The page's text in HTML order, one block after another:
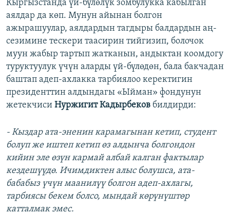
Кыргызстанда үй-бүлөлүк зомбулукка кабылган
аялдар да көп. Мунун айынан болгон
ажырашуулар, аялдардын тагдыры балдардын аң-
сезимине тескери таасирин тийгизип, болочок
муун жабыр тартып жатканын, андыктан коомдогу
туруктуулук үчүн аларды үй-бүлөдөн, бала бакчадан
баштап адеп-ахлакка тарбиялоо керектигин
президенттин алдындагы «Ыйман» фондунун
жетекчиси Нуржигит Кадырбеков билдирди:
- Кыздар ата-эненин карамагынан кетип, студент
болуп же иштеп кетип өз алдынча болгондон
кийин эле өзүн кармай албай калган фактылар
кездешүүдө. Ичимдиктен алыс болушса, ата-
бабабыз үчүн маанилүү болгон адеп-ахлагы,
тарбиясы бекем болсо, мындай көрүнүштөр
катталмак эмес.